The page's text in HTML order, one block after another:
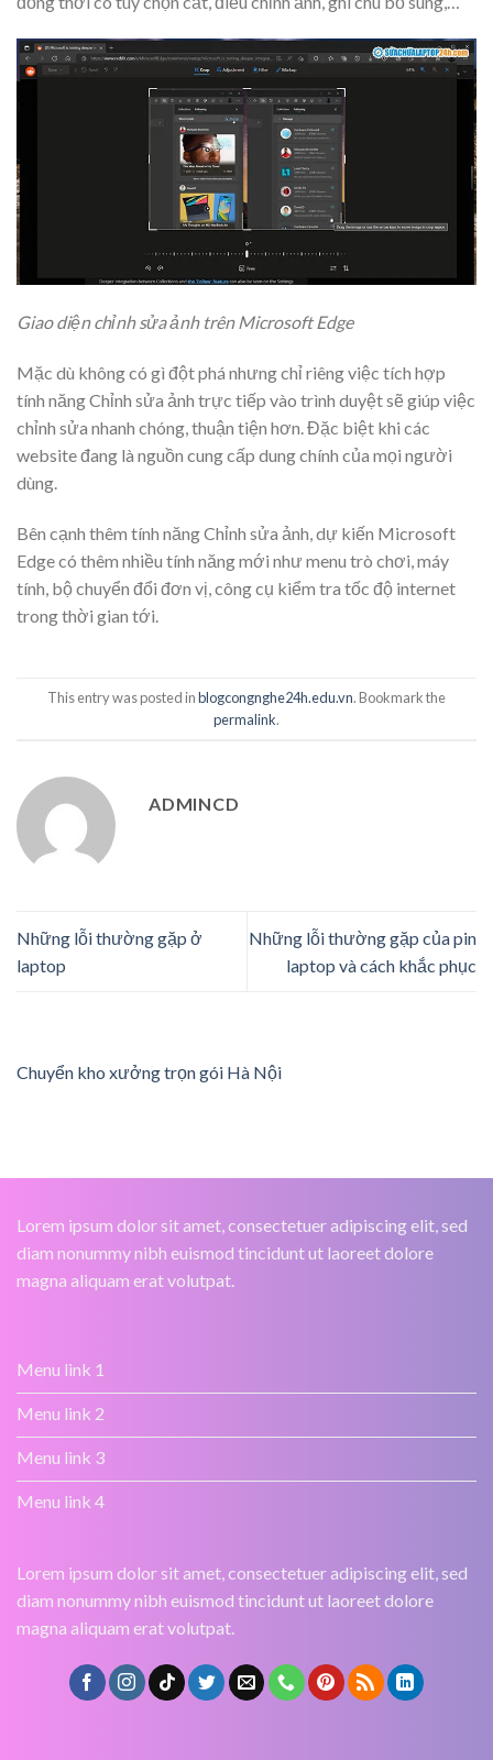
Giao diện chỉnh sửa ảnh trên Microsoft Edge
Mặc dù không có gì đột phá nhưng chỉ riêng việc tích hợp
tính năng Chỉnh sửa ảnh trực tiếp vào trình duyệt sẽ giúp việc
chỉnh sửa nhanh chóng, thuận tiện hơn. Đặc biệt khi các
website đang là nguồn cung cấp dung chính của mọi người
dùng.
Bên cạnh thêm tính năng Chỉnh sửa ảnh, dự kiến Microsoft
Edge có thêm nhiều tính năng mới như menu trò chơi, máy
tính, bộ chuyển đổi đơn vị, công cụ kiểm tra tốc độ internet
trong thời gian tới.
This entry was posted inblogcongnghe24h.edu.vn. Bookmark the
permalink.
ADMINCD
Những lỗi thường gặp ở
laptop
Những lỗi thường gặp của pin
laptop và cách khắc phục
Chuyển kho xưởng trọn gói Hà Nội
Lorem ipsum dolor sit amet, consectetuer adipiscing elit, sed
diam nonummy nibh euismod tincidunt ut laoreet dolore
magna aliquam erat volutpat.
Menu link 1
Menu link 2
Menu link 3
Menu link 4
Lorem ipsum dolor sit amet, consectetuer adipiscing elit, sed
diam nonummy nibh euismod tincidunt ut laoreet dolore
magna aliquam erat volutpat.